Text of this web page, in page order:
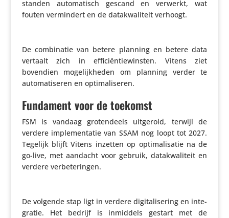
standen auto­ma­tisch gescand en verwerkt, wat
fouten vermin­dert en de data­kwa­li­teit verhoogt.
De combi­natie van betere planning en betere data
vertaalt zich in effi­ci­ën­tie­win­sten. Vitens ziet
bovendien moge­lijk­heden om planning verder te
auto­ma­ti­seren en optimaliseren.
Fundament voor de toekomst
FSM is vandaag groten­deels uitgerold, terwijl de
verdere imple­men­tatie van SSAM nog loopt tot 2027.
Tegelijk blijft Vitens inzetten op opti­ma­li­satie na de
go-live, met aandacht voor gebruik, data­kwa­li­teit en
verdere verbeteringen.
De volgende stap ligt in verdere digi­ta­li­se­ring en inte­
gratie. Het bedrijf is inmiddels gestart met de